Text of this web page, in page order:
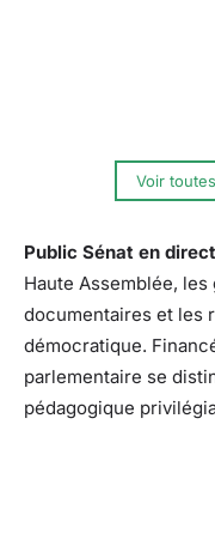
Voir
Public Sénat en direct
Haute Assemblée,
documentaires et les
démocratique.
parlementaire se
pédagogique